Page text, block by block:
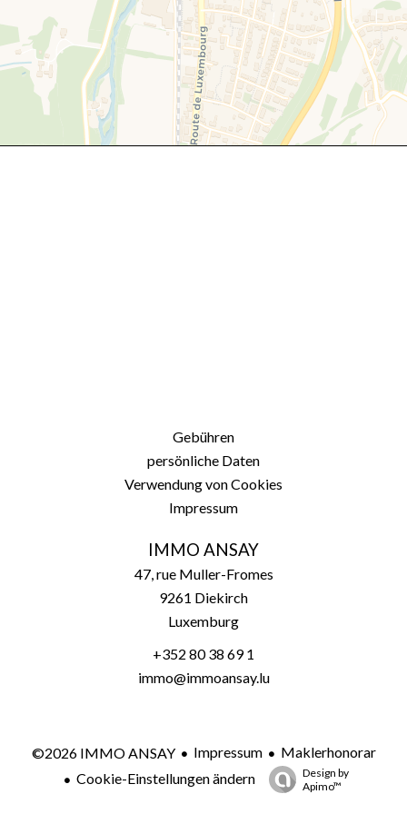
Gebühren
persönliche Daten
Verwendung von Cookies
Impressum
IMMO ANSAY
47, rue Muller-Fromes
9261 Diekirch
Luxemburg
+352 80 38 69 1
immo@immoansay.lu
©2026 IMMO ANSAY Impressum
Maklerhonorar
Cookie-Einstellungen ändern
Design by
Apimo™